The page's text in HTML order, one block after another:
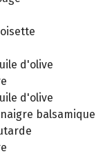
d'olive
d'olive
balsamique